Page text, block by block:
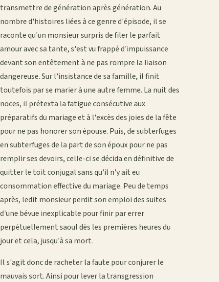
transmettre de génération après génération. Au
nombre d'histoires liées à ce genre d'épisode, il se
raconte qu'un monsieur surpris de filer le parfait
amour avec sa tante, s'est vu frappé d'impuissance
devant son entêtement à ne pas rompre la liaison
dangereuse. Sur l'insistance de sa famille, il finit
toutefois par se marier à une autre femme. La nuit des
noces, il prétexta la fatigue consécutive aux
préparatifs du mariage et à l'excès des joies de la fête
pour ne pas honorer son épouse. Puis, de subterfuges
en subterfuges de la part de son époux pour ne pas
remplir ses devoirs, celle-ci se décida en définitive de
quitter le toit conjugal sans qu'il n'y ait eu
consommation effective du mariage. Peu de temps
après, ledit monsieur perdit son emploi des suites
d'une bévue inexplicable pour finir par errer
perpétuellement saoul dès les premières heures du
jour et cela, jusqu'à sa mort.
Il s'agit donc de racheter la faute pour conjurer le
mauvais sort. Ainsi pour lever la transgression